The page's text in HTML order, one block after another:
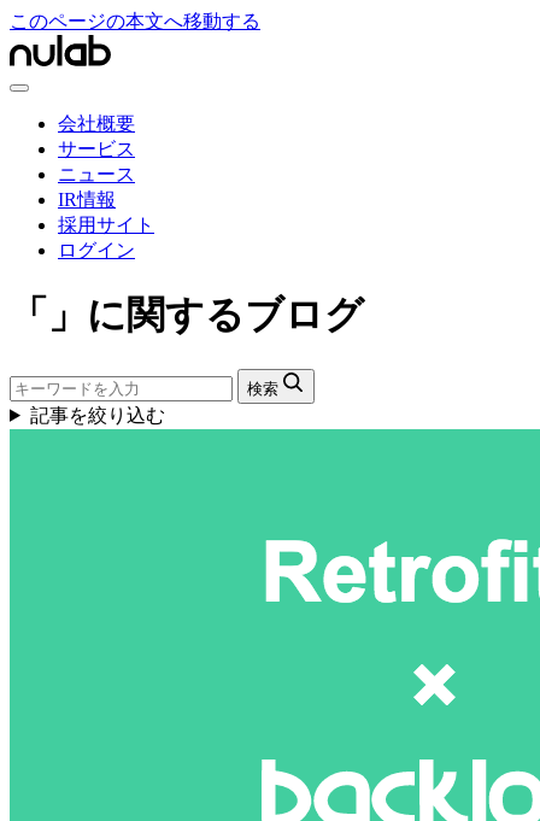
このページの本文へ移動する
会社概要
サービス
ニュース
IR情報
採用サイト
ログイン
「」に関するブログ
検索
記事を絞り込む